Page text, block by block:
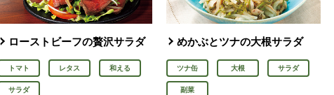
ローストビーフの贅沢サラダ
トマト レタス 和える
サラダ
めかぶとツナの大根サラダ
ツナ缶 大根 サラダ
副菜